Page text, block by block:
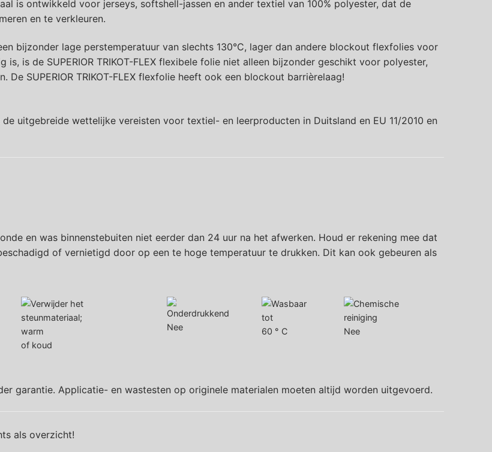
is ontwikkeld voor jerseys, softshell-jassen en ander textiel van 100% polyester, dat de
en te verkleuren.
bijzonder lage perstemperatuur van slechts 130°C, lager dan andere blockout flexfolies voor
is de SUPERIOR TRIKOT-FLEX flexibele folie niet alleen bijzonder geschikt voor polyester,
SUPERIOR TRIKOT-FLEX flexfolie heeft ook een blockout barrièrelaag!
uitgebreide wettelijke vereisten voor textiel- en leerproducten in Duitsland en EU 11/2010 en
en was binnenstebuiten niet eerder dan 24 uur na het afwerken. Houd er rekening mee dat
of vernietigd door op een te hoge temperatuur te drukken. Dit kan ook gebeuren als
warm
of koud
Nee 60 ° C Nee
garantie. Applicatie- en wastesten op originele materialen moeten altijd worden uitgevoerd.
als overzicht!